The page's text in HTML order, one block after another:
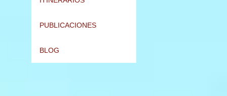
PUBLICACIONES
BLOG